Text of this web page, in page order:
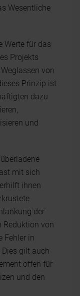
Wesentliche
Werte für das
Projekts
von
Prinzip ist
dazu
und
mit sich
ihnen
der
Reduktion von
Fehler in
gilt auch
offen für
und den